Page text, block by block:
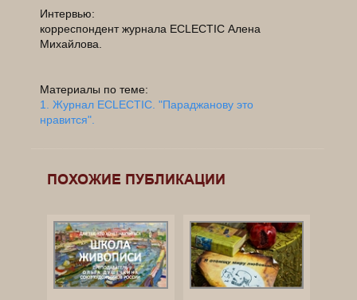
Интервью:
корреспондент журнала ECLECTIC Алена
Михайлова.
Материалы по теме:
1. Журнал ECLECTIC. "Параджанову это
нравится".
______________________________________________
____________
ПОХОЖИЕ ПУБЛИКАЦИИ